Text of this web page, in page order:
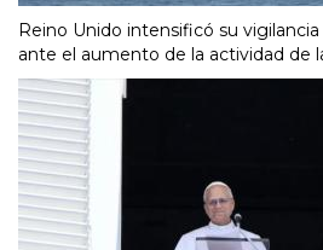
Reino Unido intensificó su
ante el aumento de la actividad de